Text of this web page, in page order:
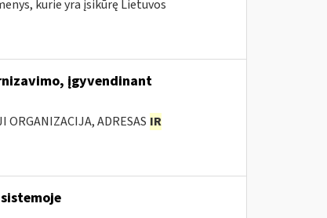
kurie yra įsikūrę Lietuvos
įgyvendinant
ADRESAS IR